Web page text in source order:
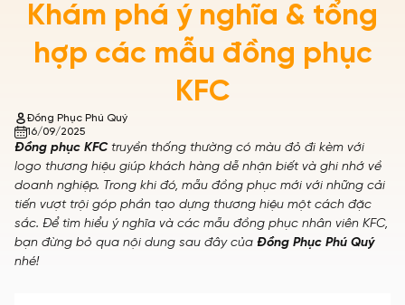
Khám phá ý nghĩa & tổng
hợp các mẫu đồng phục
KFC
Đồng Phục Phú Quý
16/09/2025
Đồng phục KFCtruyền thống thường có màu đỏ đi kèm với
logo thương hiệu giúp khách hàng dễ nhận biết và ghi nhớ về
doanh nghiệp. Trong khi đó, mẫu đồng phục mới với những cải
tiến vượt trội góp phần tạo dựng thương hiệu một cách đặc
sắc. Để tìm hiểu ý nghĩa và các mẫu đồng phục nhân viên KFC,
bạn đừng bỏ qua nội dung sau đây của Đồng Phục Phú Quý
nhé!